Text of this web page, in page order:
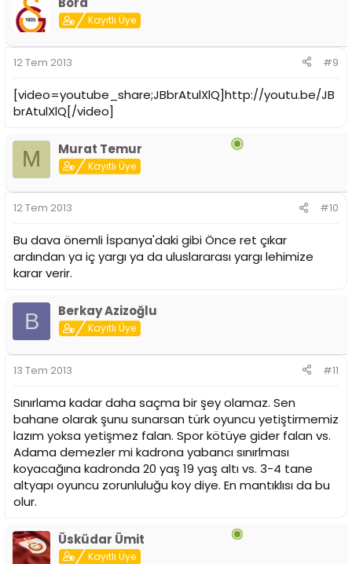
Kayıtlı Üye
12 Tem 2013 #9
[video=youtube_share;JBbrAtulXlQ]http://youtu.be/JB
brAtulXlQ[/video]
M Murat Temur
Kayıtlı Üye
12 Tem 2013 #10
Bu dava önemli İspanya'daki gibi Önce ret çıkar
ardından ya iç yargı ya da uluslararası yargı lehimize
karar verir.
B Berkay Azizoğlu
Kayıtlı Üye
13 Tem 2013 #11
Sınırlama kadar daha saçma bir şey olamaz. Sen
bahane olarak şunu sunarsan türk oyuncu yetiştirmemiz
lazım yoksa yetişmez falan. Spor kötüye gider falan vs.
Adama demezler mi kadrona yabancı sınırlması
koyacağına kadronda 20 yaş 19 yaş altı vs. 3-4 tane
altyapı oyuncu zorunluluğu koy diye. En mantıklısı da bu
olur.
Üsküdar Ümit
Kayıtlı Üye